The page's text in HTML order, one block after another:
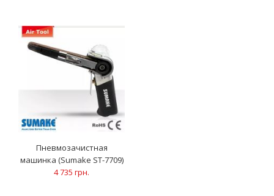
Пневмозачистная
машинка (Sumake ST-7709)
4 735 грн.